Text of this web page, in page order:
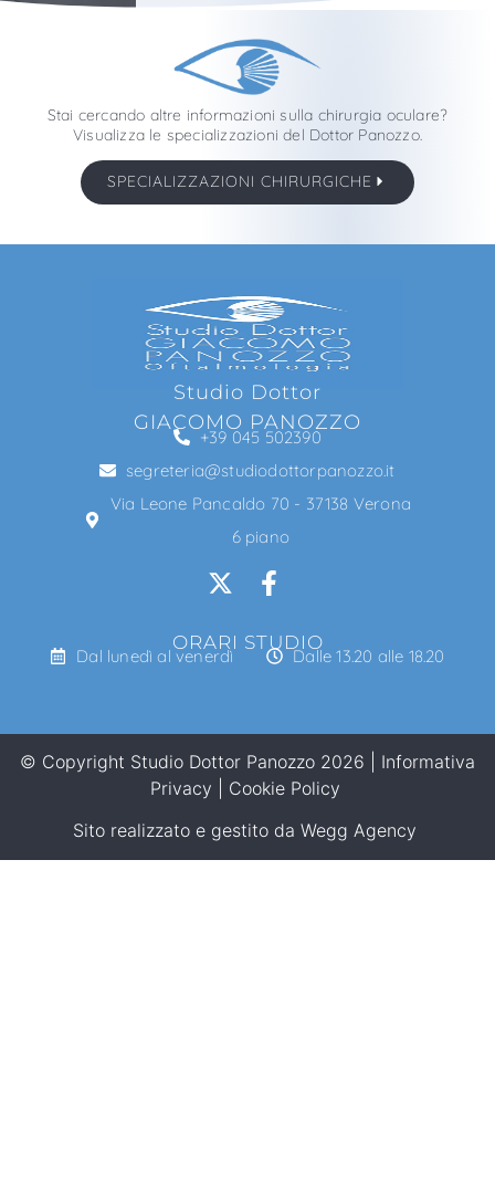
Stai cercando altre informazioni sulla chirurgia oculare?
Visualizza le specializzazioni del Dottor Panozzo.
SPECIALIZZAZIONI CHIRURGICHE
Studio Dottor
GIACOMO PANOZZO
+39 045 502390
segreteria@studiodottorpanozzo.it
Via Leone Pancaldo 70 - 37138 Verona
6 piano
ORARI STUDIO
Dal lunedì al venerdì Dalle 13.20 alle 18.20
© Copyright Studio Dottor Panozzo 2026 | Informativa
Privacy
Cookie Policy
Sito realizzato e gestito da Wegg Agency